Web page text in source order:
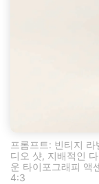
프롬프트: 빈티지
디오 샷, 지배적인
운 타이포그래피 액
4:3